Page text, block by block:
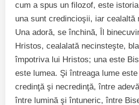
cum a spus un filozof, este
una sunt credincioşii, iar cealaltă
Una adoră, se închină, Îl
Hristos, cealalată necinsteşte,
împotriva lui Hristos; una este
este lumea. Şi întreaga lume
credinţă şi necredinţă, între
între lumină şi întuneric, între